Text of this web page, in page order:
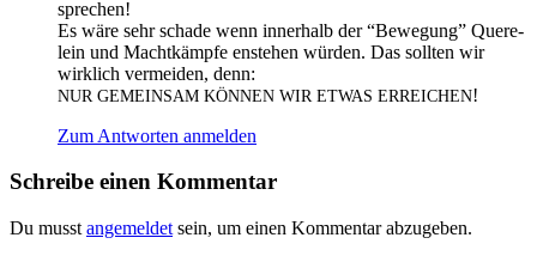
sprechen!
Es wäre sehr scha­de wenn inner­halb der “Bewe­gung” Que­re­
lein und Macht­kämp­fe enste­hen wür­den. Das soll­ten wir
wirk­lich ver­mei­den, denn:
NUR GEMEINSAM KÖNNEN WIR ETWAS ERREICHEN!
Zum Antworten anmelden
Schreibe einen Kommentar
Du musst angemeldet sein, um einen Kommentar abzugeben.